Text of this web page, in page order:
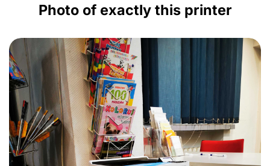
Photo of exactly this printer